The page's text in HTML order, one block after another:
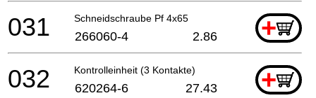
Schneidschraube Pf 4x65 +
031 266060-4 2.86
Kontrolleinheit (3 Kontakte) +
032 620264-6 27.43